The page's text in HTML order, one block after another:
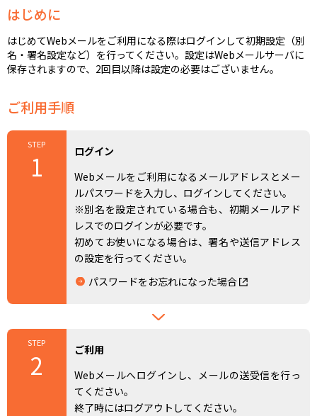
はじめに
はじめてWebメールをご利用になる際はログインして初期設定（別
名・署名設定など）を行ってください。設定はWebメールサーバに
保存されますので、2回目以降は設定の必要はございません。
ご利用手順
STEP
1
ログイン
Webメールをご利用になるメールアドレスとメー
ルパスワードを入力し、ログインしてください。
※別名を設定されている場合も、初期メールアド
レスでのログインが必要です。
初めてお使いになる場合は、署名や送信アドレス
の設定を行ってください。
パスワードをお忘れになった場合
STEP
2
ご利用
Webメールへログインし、メールの送受信を行っ
てください。
終了時にはログアウトしてください。